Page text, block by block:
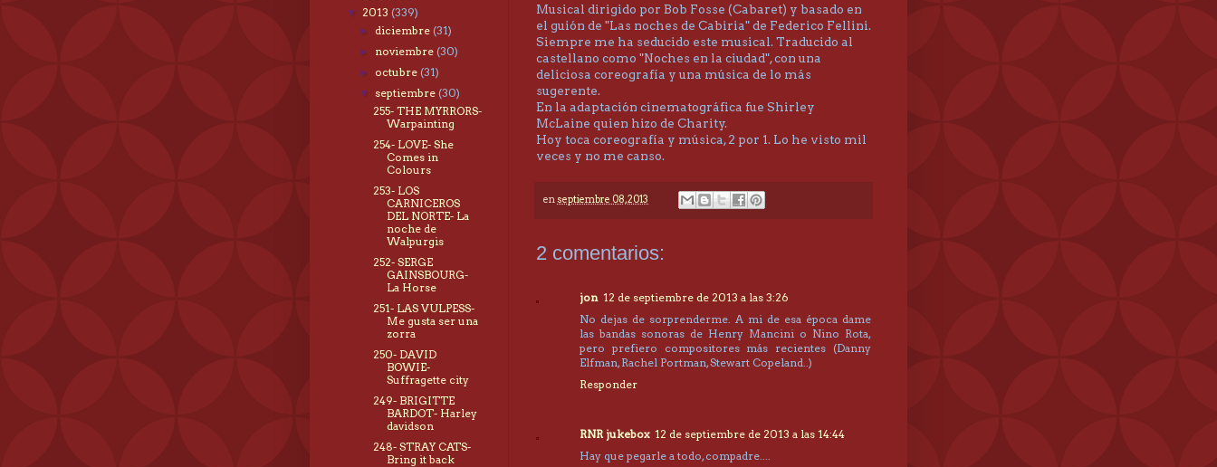
Musical dirigido por Bob Fosse (Cabaret) y basado en
el guión de "Las noches de Cabiria" de Federico Fellini.
Siempre me ha seducido este musical. Traducido al
castellano como "Noches en la ciudad", con una
deliciosa coreografía y una música de lo más
sugerente.
En la adaptación cinematográfica fue Shirley
McLaine quien hizo de Charity.
Hoy toca coreografía y música, 2 por 1. Lo he visto mil
veces y no me canso.
enseptiembre 08, 2013
2 comentarios:
jon 12 de septiembre de 2013 a las 3:26
No dejas de sorprenderme. A mi de esa época dame
las bandas sonoras de Henry Mancini o Nino Rota,
pero prefiero compositores más recientes (Danny
Elfman, Rachel Portman, Stewart Copeland..)
Responder
RNR jukebox 12 de septiembre de 2013 a las 14:44
Hay que pegarle a todo, compadre....
▼ 2013 (339)
► diciembre(31)
► noviembre(30)
► octubre(31)
▼septiembre(30)
255- THE MYRRORS-
Warpainting
254- LOVE- She
Comes in
Colours
253- LOS
CARNICEROS
DEL NORTE- La
noche de
Walpurgis
252- SERGE
GAINSBOURG-
La Horse
251- LAS VULPESS-
Me gusta ser una
zorra
250- DAVID
BOWIE-
Suffragette city
249- BRIGITTE
BARDOT- Harley
davidson
248- STRAY CATS-
Bring it back